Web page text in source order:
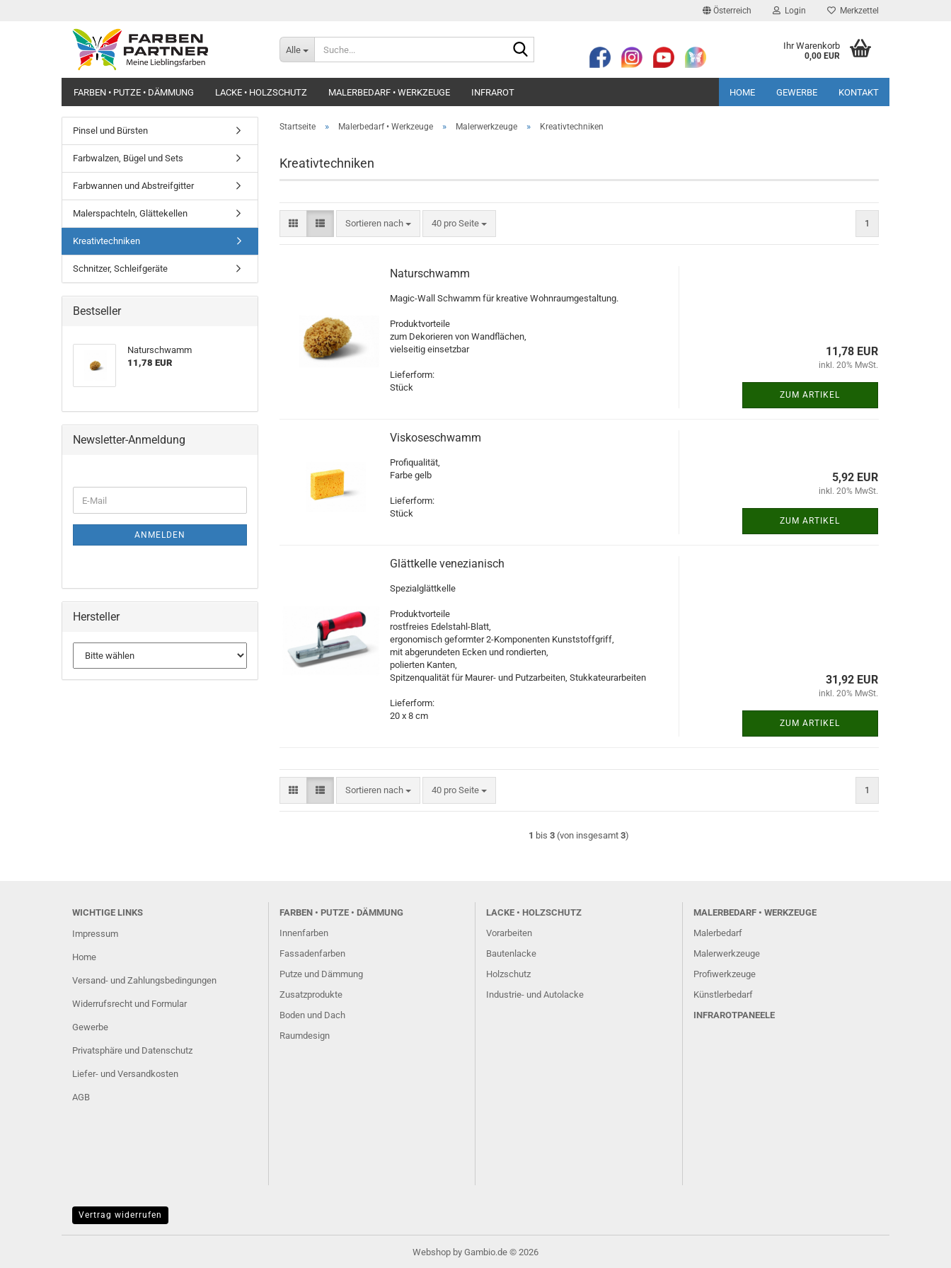
Österreich Login Merkzettel
Alle Ihr Warenkorb
0,00 EUR
FARBEN • PUTZE • DÄMMUNG LACKE • HOLZSCHUTZ MALERBEDARF • WERKZEUGE INFRAROT HOME GEWERBE KONTAKT
Startseite » Malerbedarf • Werkzeuge » Malerwerkzeuge » Kreativtechniken
Kreativtechniken
Sortieren nach
Sortieren nach 40 pro Seite
pro Seite 1
Naturschwamm
Magic-Wall Schwamm für kreative Wohnraumgestaltung.
Produktvorteile
zum Dekorieren von Wandflächen,
vielseitig einsetzbar
Lieferform:
Stück
11,78 EUR
inkl. 20% MwSt.
ZUM ARTIKEL
Viskoseschwamm
Profiqualität,
Farbe gelb
Lieferform:
Stück
5,92 EUR
inkl. 20% MwSt.
ZUM ARTIKEL
Glättkelle venezianisch
Spezialglättkelle
Produktvorteile
rostfreies Edelstahl-Blatt,
ergonomisch geformter 2-Komponenten Kunststoffgriff,
mit abgerundeten Ecken und rondierten,
polierten Kanten,
Spitzenqualität für Maurer- und Putzarbeiten, Stukkateurarbeiten
Lieferform:
20 x 8 cm
31,92 EUR
inkl. 20% MwSt.
ZUM ARTIKEL
Sortieren nach
Sortieren nach 40 pro Seite
pro Seite 1
1 bis3 (von insgesamt3)
Pinsel und Bürsten
Farbwalzen, Bügel und Sets
Farbwannen und Abstreifgitter
Malerspachteln, Glättekellen
Kreativtechniken
Schnitzer, Schleifgeräte
Bestseller
Naturschwamm
11,78 EUR
Newsletter-Anmeldung
ZUR
E-
Mail
ANMELDEN
Hersteller
WICHTIGE LINKS
Impressum
Home
Versand- und Zahlungsbedingungen
Widerrufsrecht und Formular
Gewerbe
Privatsphäre und Datenschutz
Liefer- und Versandkosten
AGB
FARBEN• PUTZE • DÄMMUNG
Innenfarben
Fassadenfarben
Putze und Dämmung
Zusatzprodukte
Boden und Dach
Raumdesign
LACKE • HOLZSCHUTZ
Vorarbeiten
Bautenlacke
Holzschutz
Industrie- und Autolacke
MALERBEDARF • WERKZEUGE
Malerbedarf
Malerwerkzeuge
Profiwerkzeuge
Künstlerbedarf
INFRAROTPANEELE
Vertrag widerrufen
Webshop by Gambio.de © 2026